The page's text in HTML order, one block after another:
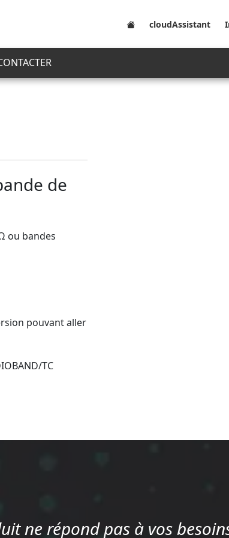
cloudAssistant
de
ou bandes
pouvant aller
TC
ne répond pas à vos